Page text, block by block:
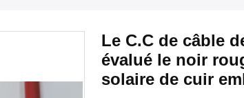
Le C.C de câble
évalué le noir
solaire de cuir